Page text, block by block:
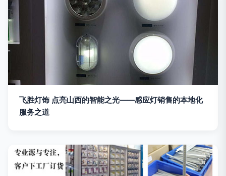
飞胜灯饰 点亮山西的智能之光——感应灯销售的本地化
服务之道